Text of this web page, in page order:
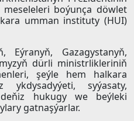
boýunça döwlet
umman instituty (HUI)
Eýranyň, Gazagystanyň,
dürli ministrlikleriniň
şeýle hem halkara
ykdysadyýeti, syýasaty,
hukugy we beýleki
gatnaşýarlar.